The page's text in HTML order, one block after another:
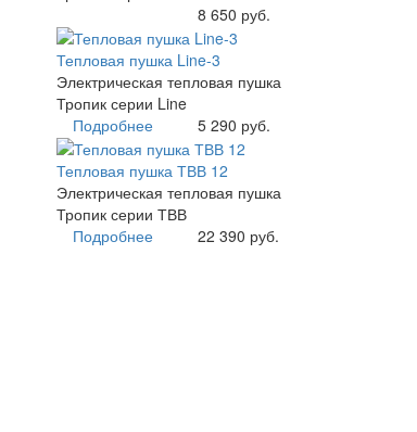
8 650 руб.
Тепловая пушка Line-3
Электрическая тепловая пушка
Тропик серии Line
Подробнее
5 290 руб.
Тепловая пушка ТВВ 12
Электрическая тепловая пушка
Тропик серии ТВВ
Подробнее
22 390 руб.